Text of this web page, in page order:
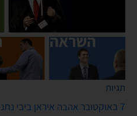
תגיות
7 באוקטובר אהבה איראן ביבי